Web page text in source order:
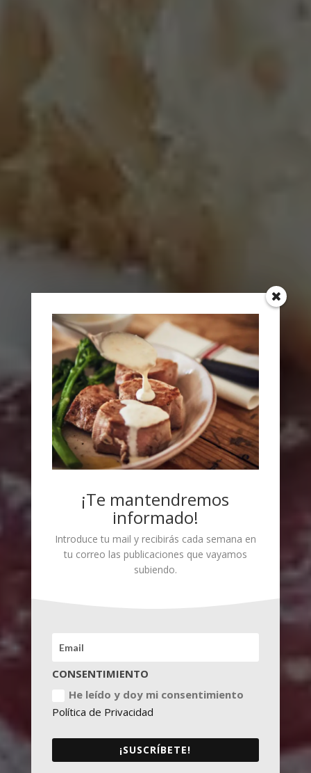
¡Te mantendremos
informado!
Introduce tu mail y recibirás cada semana en
tu correo las publicaciones que vayamos
subiendo.
CONSENTIMIENTO
He leído y doy mi consentimiento
Política de Privacidad
¡SUSCRÍBETE!